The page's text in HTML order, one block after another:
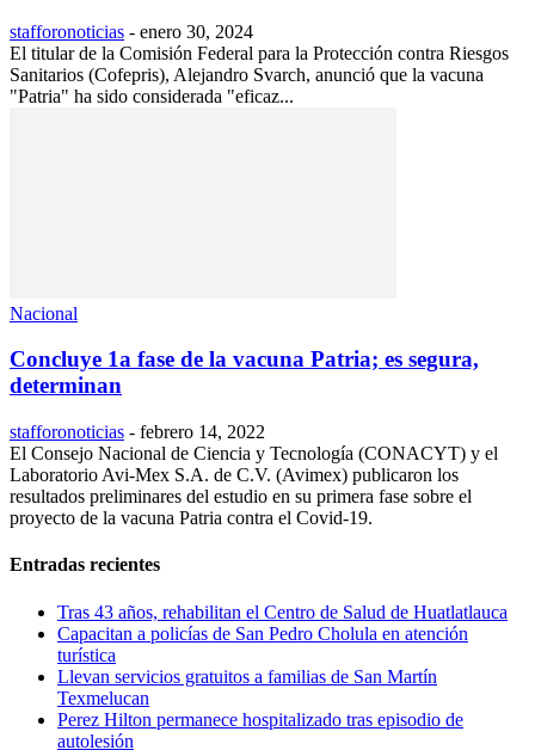
stafforonoticias - enero 30, 2024
El titular de la Comisión Federal para la Protección contra Riesgos
Sanitarios (Cofepris), Alejandro Svarch, anunció que la vacuna
"Patria" ha sido considerada "eficaz...
Nacional
Concluye 1a fase de la vacuna Patria; es segura,
determinan
stafforonoticias - febrero 14, 2022
El Consejo Nacional de Ciencia y Tecnología (CONACYT) y el
Laboratorio Avi-Mex S.A. de C.V. (Avimex) publicaron los
resultados preliminares del estudio en su primera fase sobre el
proyecto de la vacuna Patria contra el Covid-19.
Entradas recientes
Tras 43 años, rehabilitan el Centro de Salud de Huatlatlauca
Capacitan a policías de San Pedro Cholula en atención
turística
Llevan servicios gratuitos a familias de San Martín
Texmelucan
Perez Hilton permanece hospitalizado tras episodio de
autolesión